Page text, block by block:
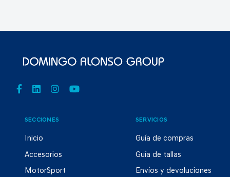
SECCIONES
Inicio
Accesorios
MotorSport
SERVICIOS
Guía de compras
Guía de tallas
Envíos y devoluciones